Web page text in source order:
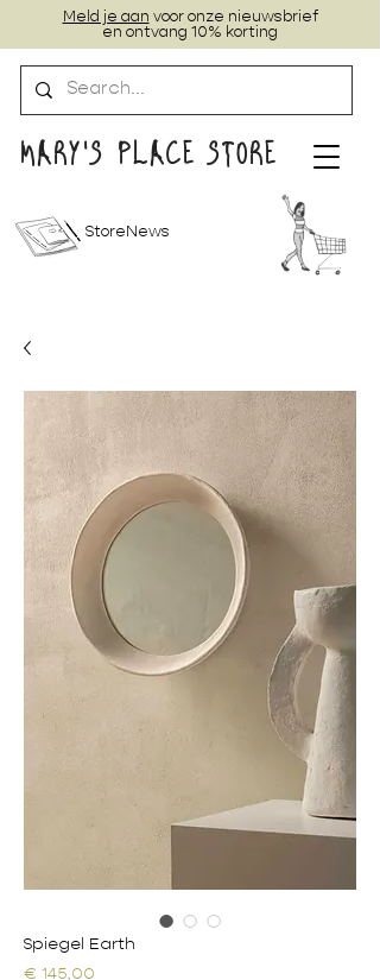
MARY'S PLACE STORE
StoreNews
Meld je aan voor onze nieuwsbrief
en ontvang 10% korting
Spiegel Earth
€ 145,00